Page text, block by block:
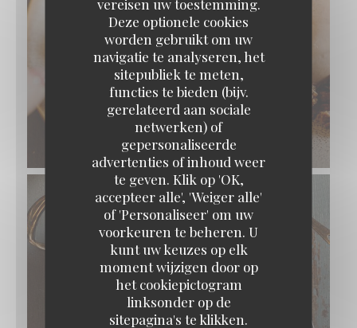
Deze optionele cookies
worden gebruikt om uw
navigatie te analyseren, het
sitepubliek te meten,
functies te bieden (bijv.
gerelateerd aan sociale
netwerken) of
gepersonaliseerde
advertenties of inhoud weer
te geven. Klik op 'OK,
accepteer alle', 'Weiger alle'
of 'Personaliseer' om uw
voorkeuren te beheren. U
kunt uw keuzes op elk
moment wijzigen door op
het cookiepictogram
linksonder op de
sitepagina's te klikken.